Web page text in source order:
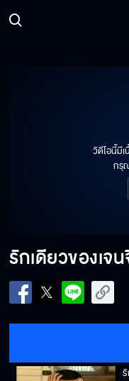
วิดีโอนี้มี
กรุ
รักเดียวของเจ